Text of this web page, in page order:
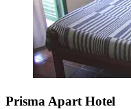
Prisma Apart Hotel